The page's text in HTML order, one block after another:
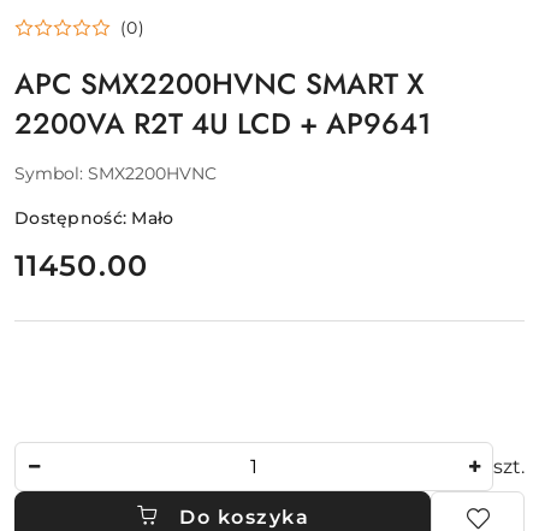
(0)
APC SMX2200HVNC SMART X
2200VA R2T 4U LCD + AP9641
Symbol: SMX2200HVNC
Dostępność: Mało
cena:
11450.00
szt.
Do koszyka